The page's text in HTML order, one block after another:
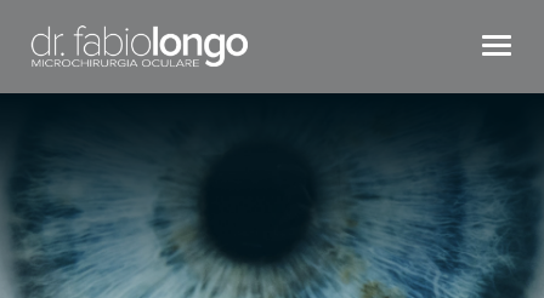
OCCHIO BAMBINO
INTERVENTI
TESTIMONIAL